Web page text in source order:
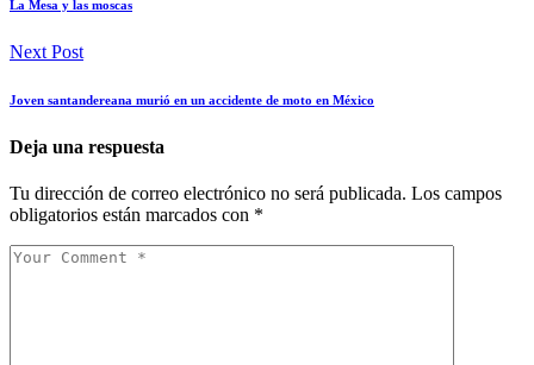
La Mesa y las moscas
Next Post
Joven santandereana murió en un accidente de moto en México
Deja una respuesta
Tu dirección de correo electrónico no será publicada. Los campos
obligatorios están marcados con *